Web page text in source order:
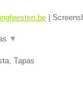
|
▼
Tapas